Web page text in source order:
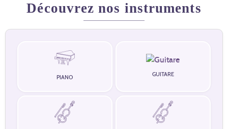
Découvrez nos instruments
PIANO GUITARE